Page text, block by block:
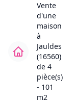
Vente
d'une
maison
à
Jauldes
(16560)
de 4
pièce(s)
- 101
m2